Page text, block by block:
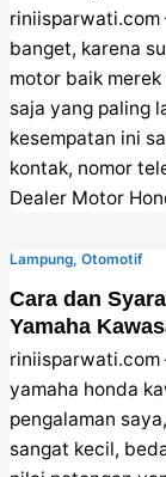
riniisparwati.com
banget, karena
motor baik
saja yang paling
kesempatan ini
kontak, nomor
Dealer Motor
Lampung,Otomotif
Cara dan
Yamaha
riniisparwati.com
yamaha honda
pengalaman
sangat kecil,